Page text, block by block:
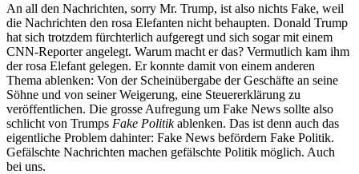
An all den Nachrichten, sorry Mr. Trump, ist also nichts Fake, weil
die Nachrichten den rosa Elefanten nicht behaupten. Donald Trump
hat sich trotzdem fürchterlich aufgeregt und sich sogar mit einem
CNN-Reporter angelegt. Warum macht er das? Vermutlich kam ihm
der rosa Elefant gelegen. Er konnte damit von einem anderen
Thema ablenken: Von der Scheinübergabe der Geschäfte an seine
Söhne und von seiner Weigerung, eine Steuererklärung zu
veröffentlichen. Die grosse Aufregung um Fake News sollte also
schlicht von Trumps Fake Politikablenken. Das ist denn auch das
eigentliche Problem dahinter: Fake News befördern Fake Politik.
Gefälschte Nachrichten machen gefälschte Politik möglich. Auch
bei uns.